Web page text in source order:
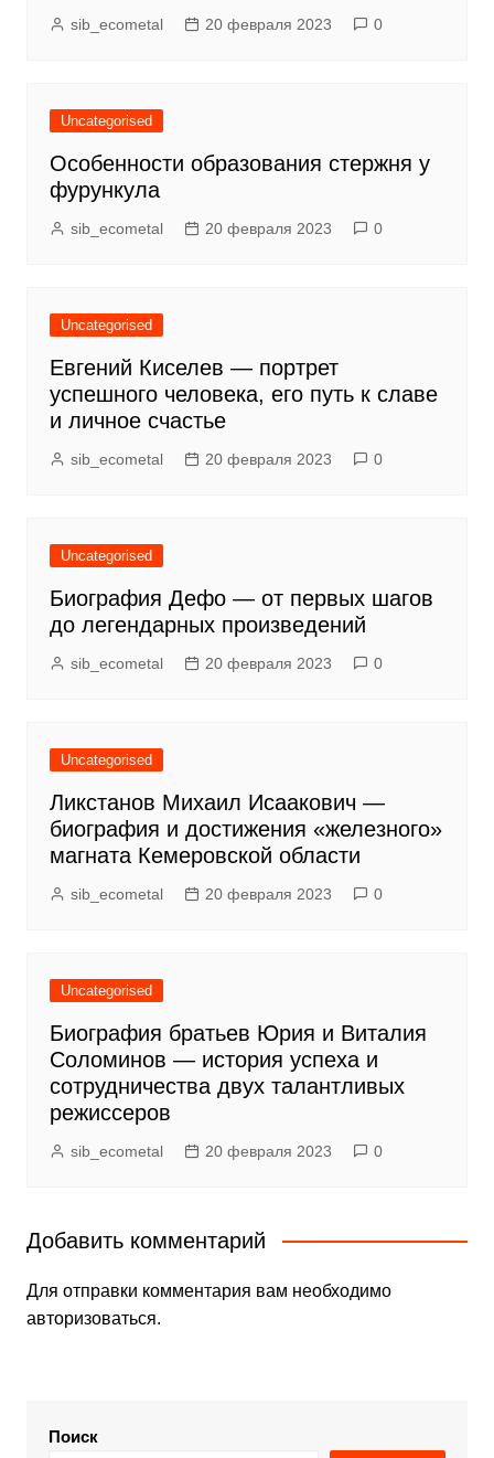
sib_ecometal 20 февраля 2023 0
Uncategorised
Особенности образования стержня у
фурункула
sib_ecometal 20 февраля 2023 0
Uncategorised
Евгений Киселев — портрет
успешного человека, его путь к славе
и личное счастье
sib_ecometal 20 февраля 2023 0
Uncategorised
Биография Дефо — от первых шагов
до легендарных произведений
sib_ecometal 20 февраля 2023 0
Uncategorised
Ликстанов Михаил Исаакович —
биография и достижения «железного»
магната Кемеровской области
sib_ecometal 20 февраля 2023 0
Uncategorised
Биография братьев Юрия и Виталия
Соломинов — история успеха и
сотрудничества двух талантливых
режиссеров
sib_ecometal 20 февраля 2023 0
Добавить комментарий
Для отправки комментария вам необходимо
авторизоваться.
Поиск